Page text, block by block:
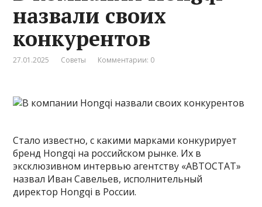
назвали своих
конкурентов
27.01.2025 Советы Комментарии: 0
Стало известно, с какими марками конкурирует
бренд Hongqi на российском рынке. Их в
эксклюзивном интервью агентству «АВТОСТАТ»
назвал Иван Савельев, исполнительный
директор Hongqi в России.